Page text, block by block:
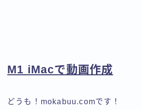
M1 iMacで動画作成
どうも！mokabuu.comです！